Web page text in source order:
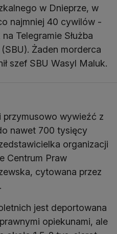
w Dnieprze, w
najmniej 40 cywilów -
Telegramie Służba
Żaden morderca
szef SBU Wasyl Maluk.
przymusowo wywieźć z
nawet 700 tysięcy
organizacji
Centrum Praw
cytowana przez
jest deportowana
opiekunami, ale